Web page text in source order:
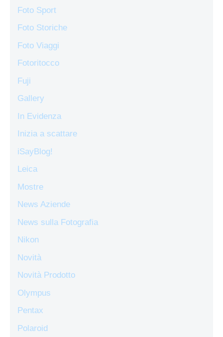
Foto Sport
Foto Storiche
Foto Viaggi
Fotoritocco
Fuji
Gallery
In Evidenza
Inizia a scattare
iSayBlog!
Leica
Mostre
News Aziende
News sulla Fotografia
Nikon
Novità
Novità Prodotto
Olympus
Pentax
Polaroid